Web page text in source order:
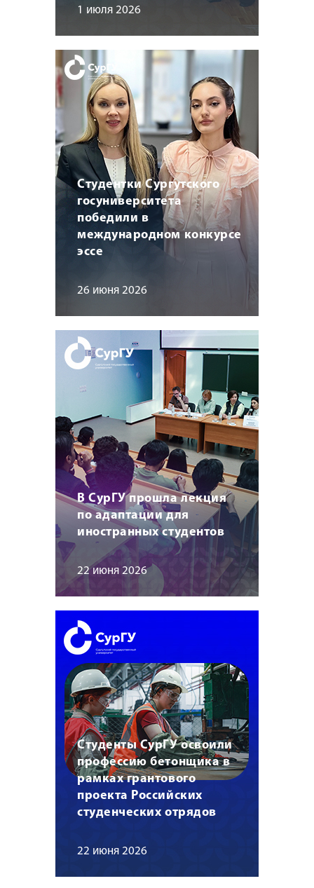
1 июля 2026
Студентки Сургутского
госуниверситета
победили в
международном конкурсе
эссе
26 июня 2026
В СурГУ прошла лекция
по адаптации для
иностранных студентов
22 июня 2026
Студенты СурГУ освоили
профессию бетонщика в
рамках грантового
проекта Российских
студенческих отрядов
22 июня 2026